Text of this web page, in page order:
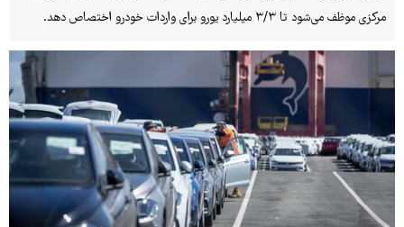
مرکزی موظف می‌شود تا ۳/۳ میلیارد یورو برای واردات خودرو اختصاص دهد.